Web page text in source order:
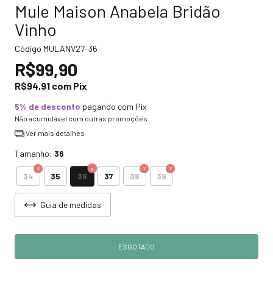
Mule Maison Anabela Bridão
Vinho
Código MULANV27-36
R$99,90
R$94,91 com Pix
5% de desconto pagando com Pix
Não acumulável com outras promoções
Ver mais detalhes
Tamanho: 36
34 35 36 37 38 39
Guia de medidas